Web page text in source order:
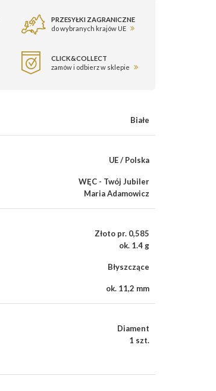
PRZESYŁKI ZAGRANICZNE
do wybranych krajów UE
CLICK&COLLECT
zamów i odbierz w sklepie
Białe
UE / Polska
WĘC - Twój Jubiler
Maria Adamowicz
Złoto pr. 0,585
ok. 1.4 g
Błyszczące
ok. 11,2 mm
Diament
1 szt.